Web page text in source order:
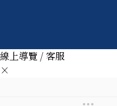
線上導覽 / 客服
×